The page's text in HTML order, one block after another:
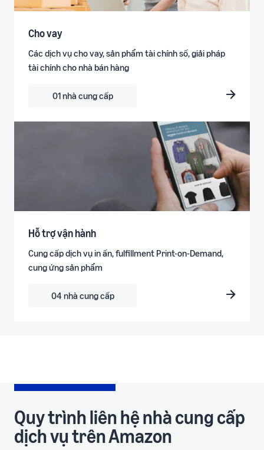
Cho vay
Các dịch vụ cho vay, sản phẩm tài chính số, giải pháp
tài chính cho nhà bán hàng
01 nhà cung cấp
Hỗ trợ vận hành
Cung cấp dịch vụ in ấn, fulfillment Print-on-Demand,
cung ứng sản phẩm
04 nhà cung cấp
Quy trình liên hệ nhà cung cấp
dịch vụ trên Amazon